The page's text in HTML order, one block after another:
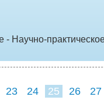
Научно-
23 24 25 26 27